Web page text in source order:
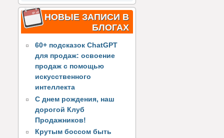
НОВЫЕ ЗАПИСИ В
БЛОГАХ
60+ подсказок ChatGPT
для продаж: освоение
продаж с помощью
искусственного
интеллекта
С днем рождения, наш
дорогой Клуб
Продажников!
Крутым боссом быть